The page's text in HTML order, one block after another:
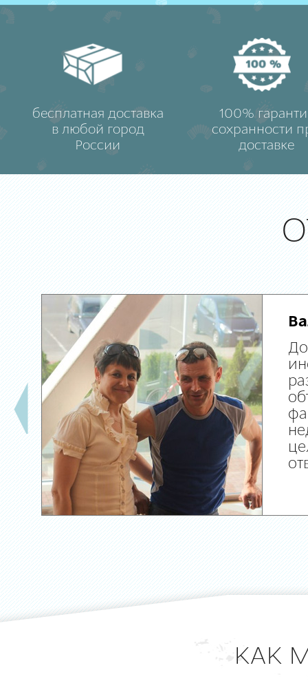
бесплатная доставка
в любой город
России
100%
сохранности
доставке
КАК